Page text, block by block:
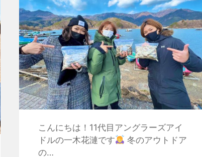
こんにちは！11代目アングラーズアイ
ドルの一木花漣です
冬のアウトドア
の…